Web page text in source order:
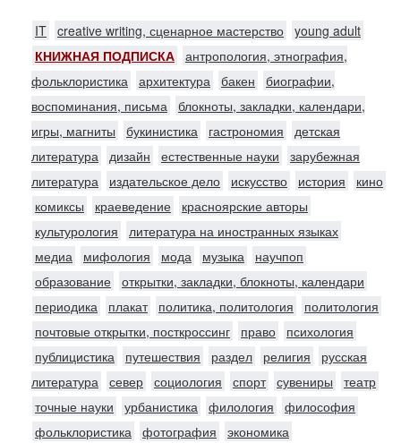
IT creative writing, сценарное мастерство young adult
КНИЖНАЯ ПОДПИСКА антропология, этнография,
фольклористика архитектура бакен
биографии,
воспоминания, письма блокноты, закладки, календари,
игры, магниты
букинистика гастрономия
детская
литература дизайн естественные науки
зарубежная
литература
издательское дело искусство история
кино
комиксы
краеведение
красноярские авторы
культурология
литература на иностранных языках
медиа
мифология мода музыка
научпоп
образование открытки, закладки, блокноты, календари
периодика
плакат политика, политология
политология
почтовые открытки, посткроссинг
право
психология
публицистика
путешествия раздел религия
русская
литература север социология спорт сувениры
театр
точные науки
урбанистика филология
философия
фольклористика фотография экономика